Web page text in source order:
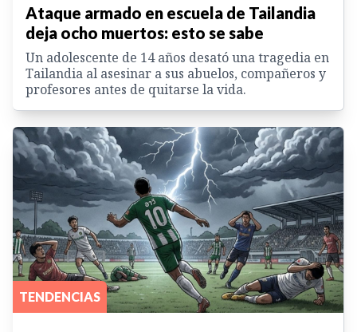
Ataque armado en escuela de Tailandia
deja ocho muertos: esto se sabe
Un adolescente de 14 años desató una tragedia en
Tailandia al asesinar a sus abuelos, compañeros y
profesores antes de quitarse la vida.
TENDENCIAS